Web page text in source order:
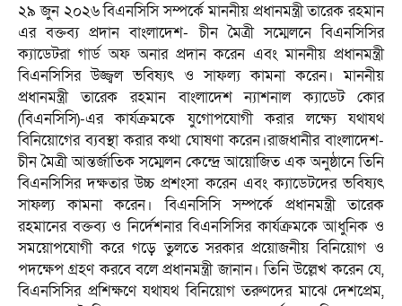
২৯ জুন ২০২৬ বিএনসিসি সম্পর্কে মাননীয় প্রধানমন্ত্রী তারেক রহমান
এর বক্তব্য প্রদান বাংলাদেশ- চীন মৈত্রী সম্মেলনে বিএনসিসির
ক্যাডেটরা গার্ড অফ অনার প্রদান করেন এবং মাননীয় প্রধানমন্ত্রী
বিএনসিসির উজ্জ্বল ভবিষ্যৎ ও সাফল্য কামনা করেন। মাননীয়
প্রধানমন্ত্রী তারেক রহমান বাংলাদেশ ন্যাশনাল ক্যাডেট কোর
(বিএনসিসি)-এর কার্যক্রমকে যুগোপযোগী করার লক্ষ্যে যথাযথ
বিনিয়োগের ব্যবস্থা করার কথা ঘোষণা করেন।রাজধানীর বাংলাদেশ-
চীন মৈত্রী আন্তর্জাতিক সম্মেলন কেন্দ্রে আয়োজিত এক অনুষ্ঠানে তিনি
বিএনসিসির দক্ষতার উচ্চ প্রশংসা করেন এবং ক্যাডেটদের ভবিষ্যৎ
সাফল্য কামনা করেন। বিএনসিসি সম্পর্কে প্রধানমন্ত্রী তারেক
রহমানের বক্তব্য ও নির্দেশনার বিএনসিসির কার্যক্রমকে আধুনিক ও
সময়োপযোগী করে গড়ে তুলতে সরকার প্রয়োজনীয় বিনিয়োগ ও
পদক্ষেপ গ্রহণ করবে বলে প্রধানমন্ত্রী জানান। তিনি উল্লেখ করেন যে,
বিএনসিসির প্রশিক্ষণে যথাযথ বিনিয়োগ তরুণদের মাঝে দেশপ্রেম,